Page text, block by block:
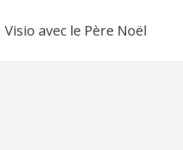
Visio avec le Père Noël